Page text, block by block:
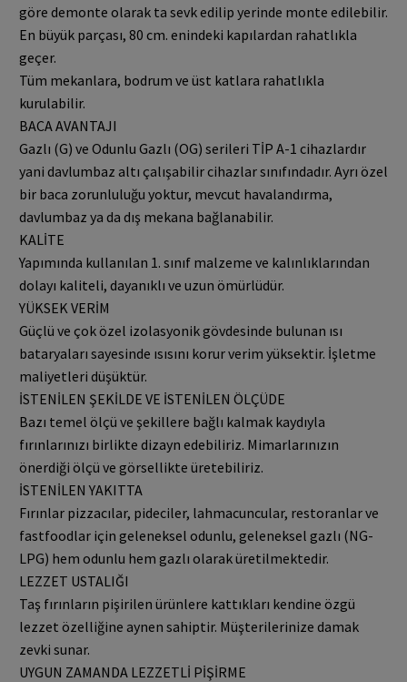
göre demonte olarak ta sevk edilip yerinde monte edilebilir.
En büyük parçası, 80 cm. enindeki kapılardan rahatlıkla
geçer.
Tüm mekanlara, bodrum ve üst katlara rahatlıkla
kurulabilir.
BACA AVANTAJI
Gazlı (G) ve Odunlu Gazlı (OG) serileri TİP A-1 cihazlardır
yani davlumbaz altı çalışabilir cihazlar sınıfındadır. Ayrı özel
bir baca zorunluluğu yoktur, mevcut havalandırma,
davlumbaz ya da dış mekana bağlanabilir.
KALİTE
Yapımında kullanılan 1. sınıf malzeme ve kalınlıklarından
dolayı kaliteli, dayanıklı ve uzun ömürlüdür.
YÜKSEK VERİM
Güçlü ve çok özel izolasyonik gövdesinde bulunan ısı
bataryaları sayesinde ısısını korur verim yüksektir. İşletme
maliyetleri düşüktür.
İSTENİLEN ŞEKİLDE VE İSTENİLEN ÖLÇÜDE
Bazı temel ölçü ve şekillere bağlı kalmak kaydıyla
fırınlarınızı birlikte dizayn edebiliriz. Mimarlarınızın
önerdiği ölçü ve görsellikte üretebiliriz.
İSTENİLEN YAKITTA
Fırınlar pizzacılar, pideciler, lahmacuncular, restoranlar ve
fastfoodlar için geleneksel odunlu, geleneksel gazlı (NG-
LPG) hem odunlu hem gazlı olarak üretilmektedir.
LEZZET USTALIĞI
Taş fırınların pişirilen ürünlere kattıkları kendine özgü
lezzet özelliğine aynen sahiptir. Müşterilerinize damak
zevki sunar.
UYGUN ZAMANDA LEZZETLİ PİŞİRME